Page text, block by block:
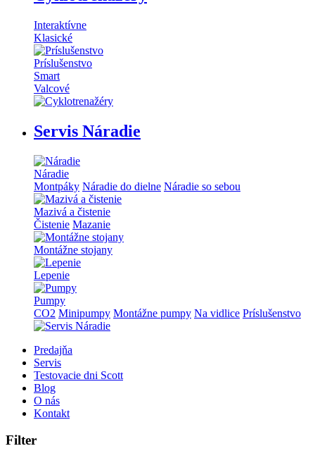
Interaktívne
Klasické
Príslušenstvo
Smart
Valcové
Servis Náradie
Náradie
Montpáky Náradie do dielne Náradie so sebou
Mazivá a čistenie
Čistenie Mazanie
Montážne stojany
Lepenie
Pumpy
CO2 Minipumpy Montážne pumpy Na vidlice Príslušenstvo
Predajňa
Servis
Testovacie dni Scott
Blog
O nás
Kontakt
Filter